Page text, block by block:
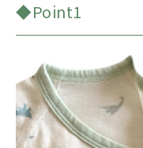
◆Point1